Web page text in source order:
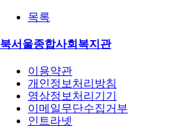
목록
북서울종합사회복지관
이용약관
개인정보처리방침
영상정보처리기기
이메일무단수집거부
인트라넷